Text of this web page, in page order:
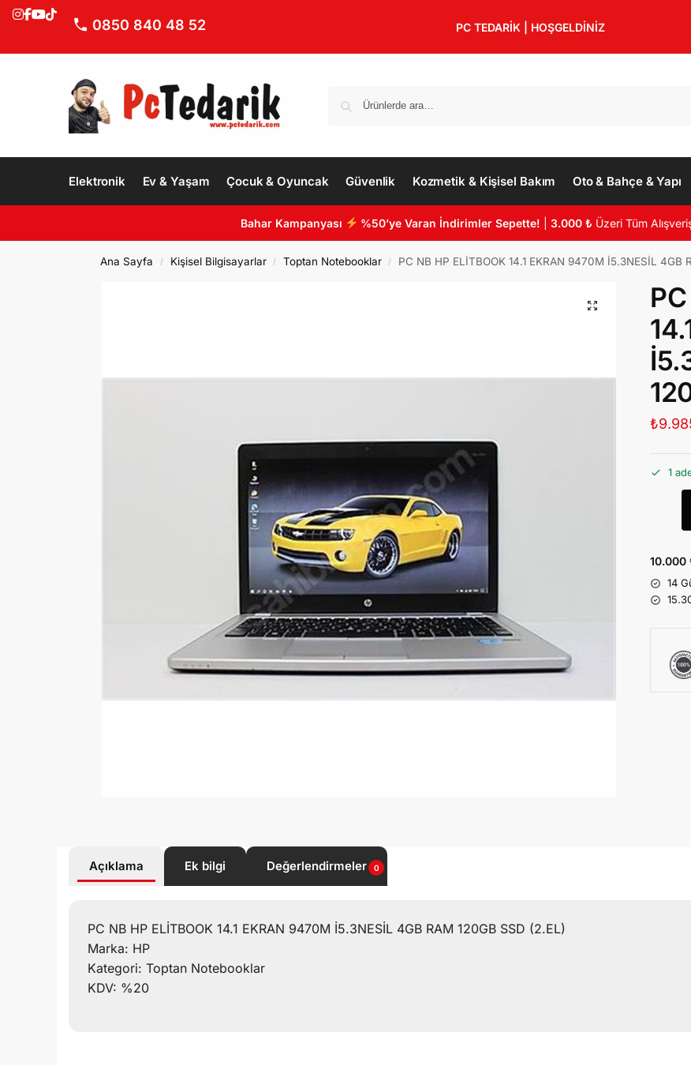
0850 840 48 52 PC TEDARİK | HOŞGELDİNİZ
Elektronik Ev & Yaşam Çocuk & Oyuncak Güvenlik Kozmetik & Kişisel Bakım Oto & Bahçe & Yapı
Bahar Kampanyası %50’ye Varan İndirimler Sepette! |3.000 ₺ Üzeri Tüm
Ana Sayfa / Kişisel Bilgisayarlar / Toptan Notebooklar / PC NB HP ELİTBOOK 14.1 EKRAN 9470M İ5.3NESİL 4GB
₺
1
10.000
14
Açıklama Ek bilgi Değerlendirmeler 0
PC NB HP ELİTBOOK 14.1 EKRAN 9470M İ5.3NESİL 4GB RAM 120GB SSD (2.EL)
Marka: HP
Kategori: Toptan Notebooklar
KDV: %20